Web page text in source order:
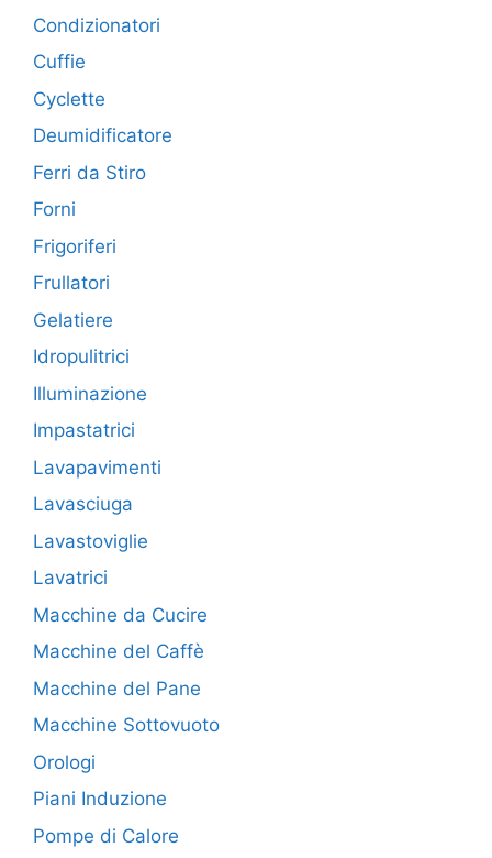
Condizionatori
Cuffie
Cyclette
Deumidificatore
Ferri da Stiro
Forni
Frigoriferi
Frullatori
Gelatiere
Idropulitrici
Illuminazione
Impastatrici
Lavapavimenti
Lavasciuga
Lavastoviglie
Lavatrici
Macchine da Cucire
Macchine del Caffè
Macchine del Pane
Macchine Sottovuoto
Orologi
Piani Induzione
Pompe di Calore